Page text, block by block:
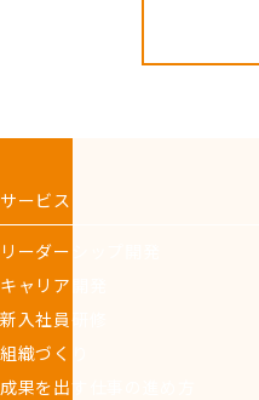
サービス
リーダーシップ開発
キャリア開発
新入社員研修
組織づくり
成果を出す仕事の進め方